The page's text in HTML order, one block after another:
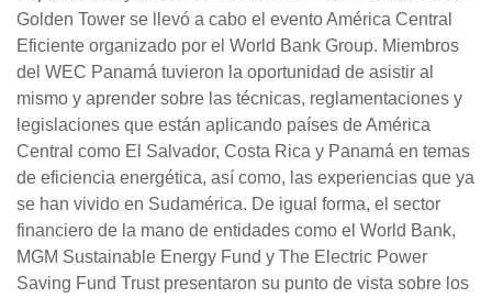
Golden Tower se llevó a cabo el evento América Central
Eficiente organizado por el World Bank Group. Miembros
del WEC Panamá tuvieron la oportunidad de asistir al
mismo y aprender sobre las técnicas, reglamentaciones y
legislaciones que están aplicando países de América
Central como El Salvador, Costa Rica y Panamá en temas
de eficiencia energética, así como, las experiencias que ya
se han vivido en Sudamérica. De igual forma, el sector
financiero de la mano de entidades como el World Bank,
MGM Sustainable Energy Fund y The Electric Power
Saving Fund Trust presentaron su punto de vista sobre los